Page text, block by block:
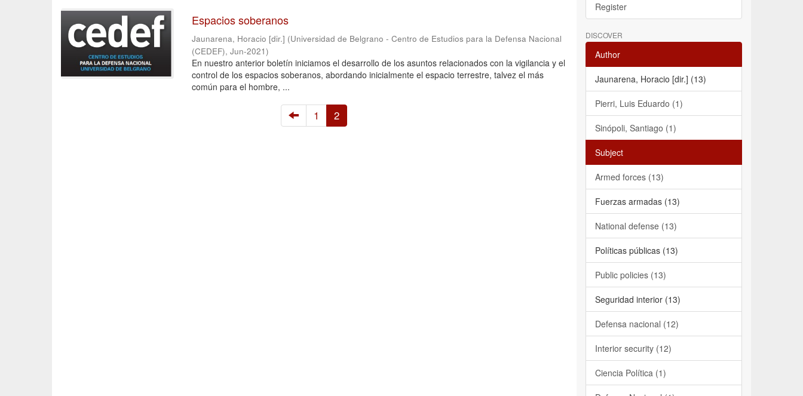
Espacios soberanos
Jaunarena, Horacio [dir.] (Universidad de Belgrano - Centro de Estudios para la Defensa Nacional
(CEDEF),Jun-2021)
En nuestro anterior boletín iniciamos el desarrollo de los asuntos relacionados con la vigilancia y el
control de los espacios soberanos, abordando inicialmente el espacio terrestre, talvez el más
común para el hombre, ...
1 2
Register
DISCOVER
Author
Jaunarena, Horacio [dir.] (13)
Pierri, Luis Eduardo (1)
Sinópoli, Santiago (1)
Subject
Armed forces (13)
Fuerzas armadas (13)
National defense (13)
Políticas públicas (13)
Public policies (13)
Seguridad interior (13)
Defensa nacional (12)
Interior security (12)
Ciencia Política (1)